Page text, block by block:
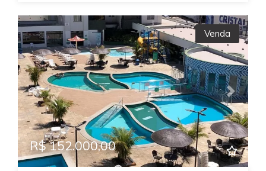
Previous Next
Venda
R$ 152.000,00